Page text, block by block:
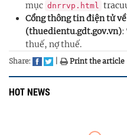
mục dnrrvp.html
Cổng thông tin điện tử
(thuedientu.gdt.gov.vn):
thuế, nợ thuế.
Share: Print the article
HOT NEWS